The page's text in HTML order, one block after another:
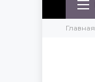
Главная